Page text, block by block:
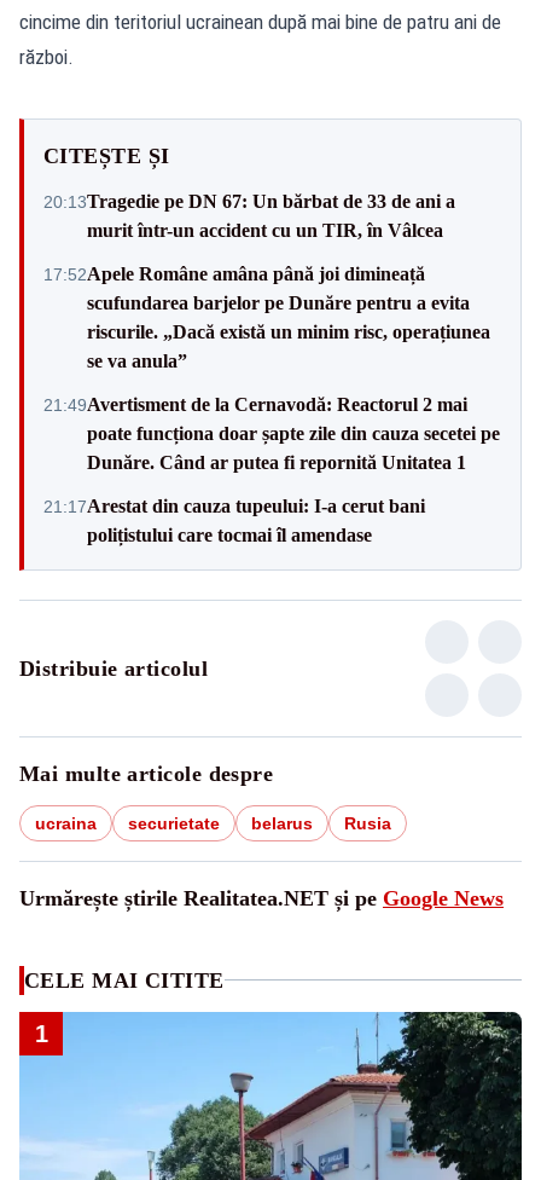
cincime din teritoriul ucrainean după mai bine de patru ani de
război.
CITEȘTE ȘI
20:13Tragedie pe DN 67: Un bărbat de 33 de ani a
murit într-un accident cu un TIR, în Vâlcea
17:52Apele Române amâna până joi dimineață
scufundarea barjelor pe Dunăre pentru a evita
riscurile. „Dacă există un minim risc, operațiunea
se va anula”
21:49Avertisment de la Cernavodă: Reactorul 2 mai
poate funcționa doar șapte zile din cauza secetei pe
Dunăre. Când ar putea fi repornită Unitatea 1
21:17Arestat din cauza tupeului: I-a cerut bani
polițistului care tocmai îl amendase
Distribuie articolul
Mai multe articole despre
ucraina securietate belarus Rusia
Urmărește știrile Realitatea.NET și pe Google News
CELE MAI CITITE
1